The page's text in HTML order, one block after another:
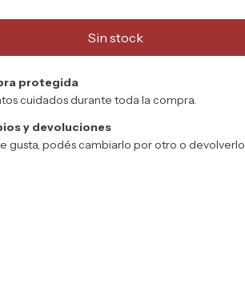
protegida
cuidados durante toda la compra.
y devoluciones
gusta, podés cambiarlo por otro o devolverlo.